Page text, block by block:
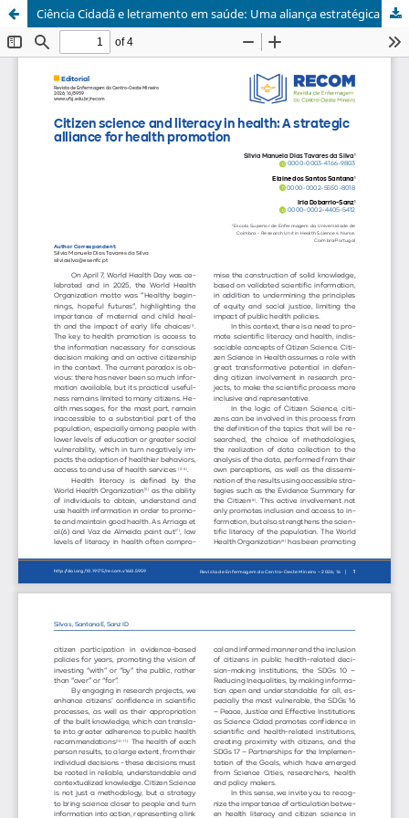
Ciência Cidadã e letramento em saúde: Uma aliança estratégica para a promoção da Saúde